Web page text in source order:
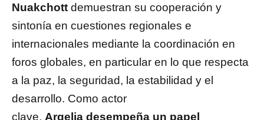
Nuakchott demuestran su cooperación y
sintonía en cuestiones regionales e
internacionales mediante la coordinación en
foros globales, en particular en lo que respecta
a la paz, la seguridad, la estabilidad y el
desarrollo. Como actor
clave, Argelia desempeña un papel